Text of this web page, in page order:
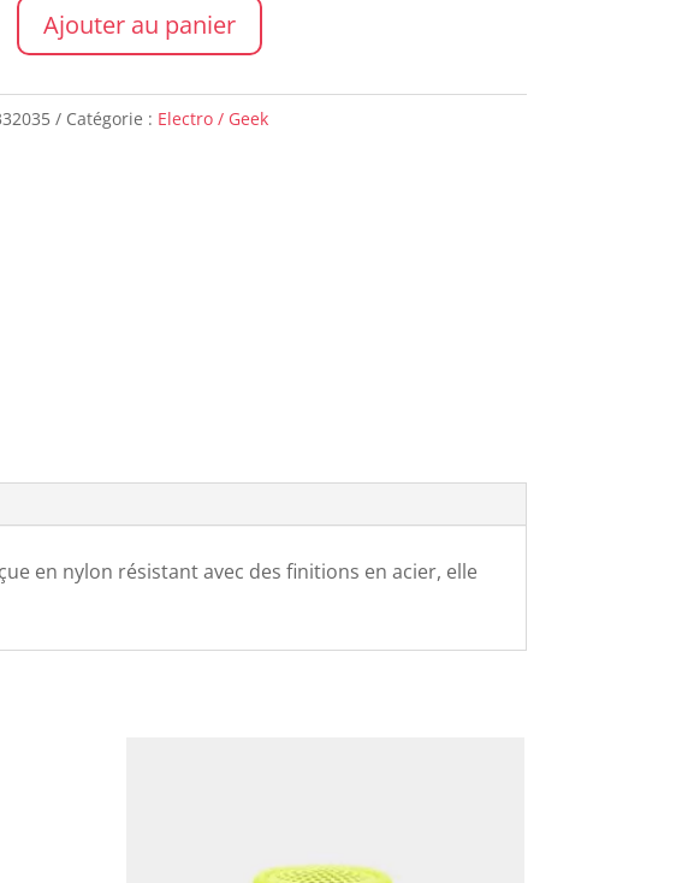
Ajouter au panier
Catégorie : Electro / Geek
en nylon résistant avec des finitions en acier, elle